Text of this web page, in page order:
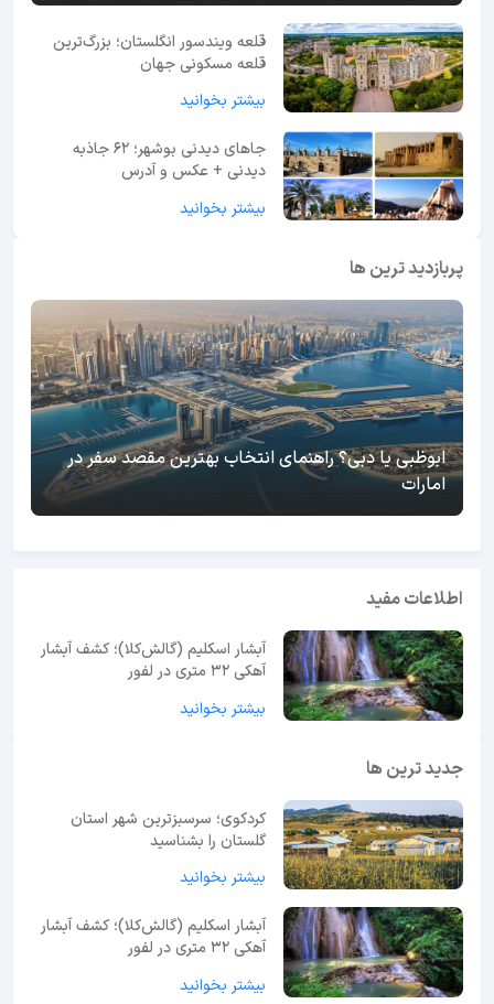
قلعه ویندسور انگلستان؛ بزرگ‌ترین
قلعه مسکونی جهان
بیشتر بخوانید
جاهای دیدنی بوشهر؛ 62 جاذبه
دیدنی + عکس و آدرس
بیشتر بخوانید
پربازدید ترین ها
ابوظبی یا دبی؟ راهنمای انتخاب بهترین مقصد سفر در
امارات
اطلاعات مفید
آبشار اسکلیم (گالش‌کلا)؛ کشف آبشار
آهکی ۳۲ متری در لفور
بیشتر بخوانید
جدید ترین ها
کردکوی؛ سرسبزترین شهر استان
گلستان را بشناسید
بیشتر بخوانید
آبشار اسکلیم (گالش‌کلا)؛ کشف آبشار
آهکی ۳۲ متری در لفور
بیشتر بخوانید